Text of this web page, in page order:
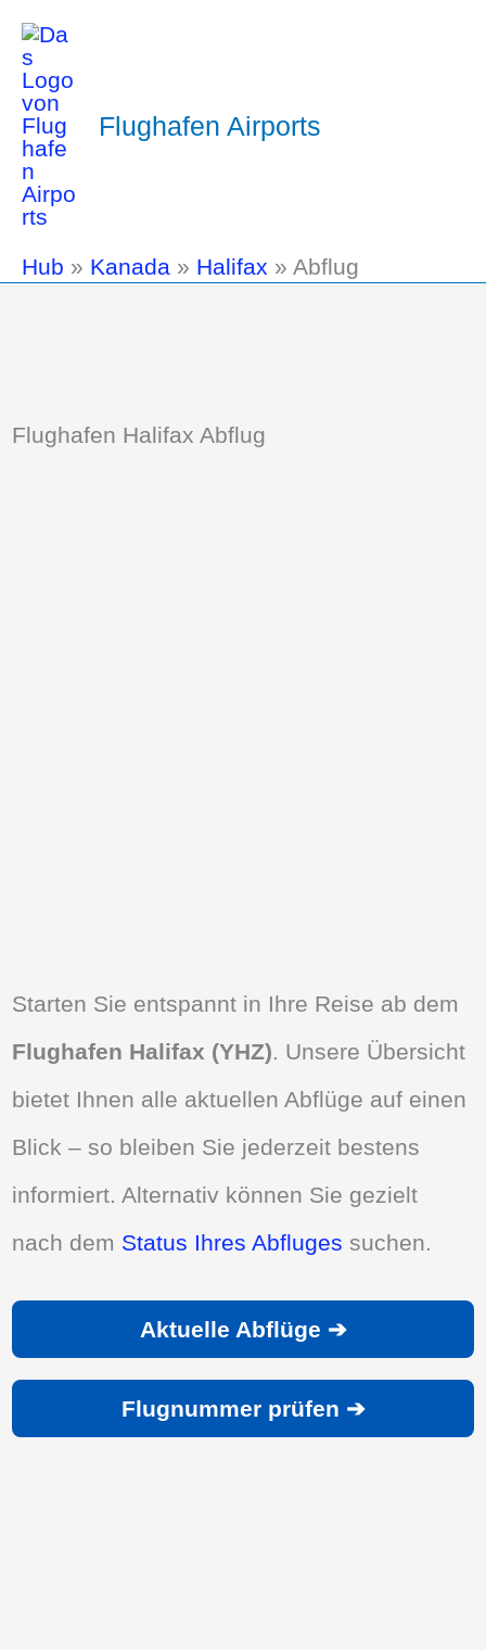
Flughafen Airports
Hub » Kanada » Halifax » Abflug
Flughafen Halifax Abflug
Starten Sie entspannt in Ihre Reise ab dem
Flughafen Halifax (YHZ) . Unsere Übersicht
bietet Ihnen alle aktuellen Abflüge auf einen
Blick – so bleiben Sie jederzeit bestens
informiert. Alternativ können Sie gezielt
nach dem Status Ihres Abfluges suchen.
Aktuelle Abflüge ➔
Flugnummer prüfen ➔